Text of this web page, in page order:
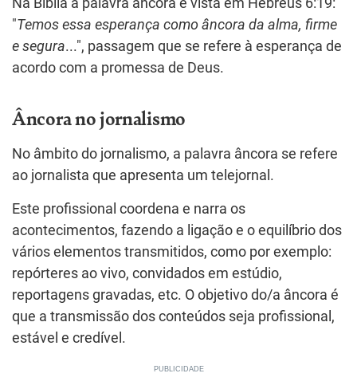
Na Bíblia a palavra âncora é vista em Hebreus 6:19:
"Temos essa esperança como âncora da alma, firme
e segura...", passagem que se refere à esperança de
acordo com a promessa de Deus.
Âncora no jornalismo
No âmbito do jornalismo, a palavra âncora se refere
ao jornalista que apresenta um telejornal.
Este profissional coordena e narra os
acontecimentos, fazendo a ligação e o equilíbrio dos
vários elementos transmitidos, como por exemplo:
repórteres ao vivo, convidados em estúdio,
reportagens gravadas, etc. O objetivo do/a âncora é
que a transmissão dos conteúdos seja profissional,
estável e credível.